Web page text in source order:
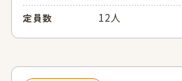
定員数 12人